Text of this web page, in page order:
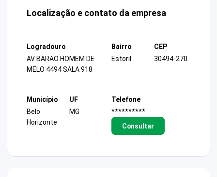
Localização e contato da empresa
Logradouro
AV BARAO HOMEM DE
MELO 4494 SALA 918
Bairro
Estoril
CEP
30494-270
Município
Belo
Horizonte
UF
MG
Telefone
**********
Consultar